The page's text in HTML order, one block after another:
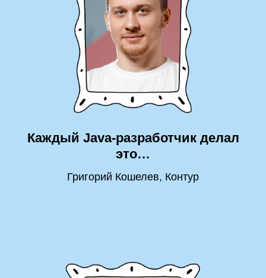
Каждый Java-разработчик делал
это…
Григорий Кошелев, Контур